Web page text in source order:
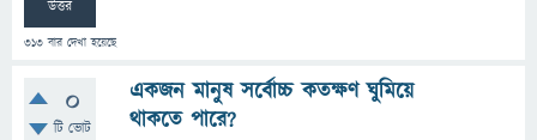
উত্তর
313 বার দেখা হয়েছে
0
টি ভোট
একজন মানুষ সর্বোচ্চ কতক্ষণ ঘুমিয়ে
থাকতে পারে?